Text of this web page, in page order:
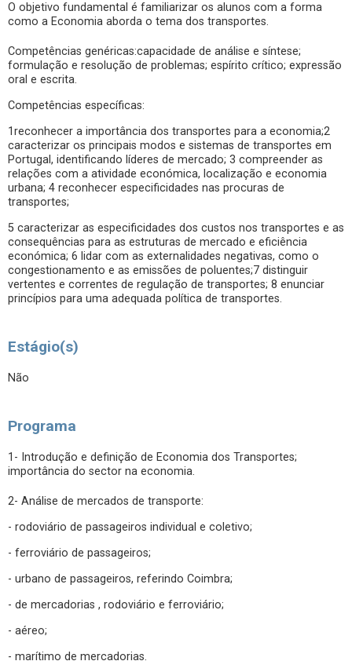
O objetivo fundamental é familiarizar os alunos com a forma
como a Economia aborda o tema dos transportes.
Competências genéricas:capacidade de análise e síntese;
formulação e resolução de problemas; espírito crítico; expressão
oral e escrita.
Competências específicas:
1reconhecer a importância dos transportes para a economia;2
caracterizar os principais modos e sistemas de transportes em
Portugal, identificando líderes de mercado; 3 compreender as
relações com a atividade económica, localização e economia
urbana; 4 reconhecer especificidades nas procuras de
transportes;
5 caracterizar as especificidades dos custos nos transportes e as
consequências para as estruturas de mercado e eficiência
económica; 6 lidar com as externalidades negativas, como o
congestionamento e as emissões de poluentes;7 distinguir
vertentes e correntes de regulação de transportes; 8 enunciar
princípios para uma adequada política de transportes.
Estágio(s)
Não
Programa
1- Introdução e definição de Economia dos Transportes;
importância do sector na economia.
2- Análise de mercados de transporte:
- rodoviário de passageiros individual e coletivo;
- ferroviário de passageiros;
- urbano de passageiros, referindo Coimbra;
- de mercadorias , rodoviário e ferroviário;
- aéreo;
- marítimo de mercadorias.